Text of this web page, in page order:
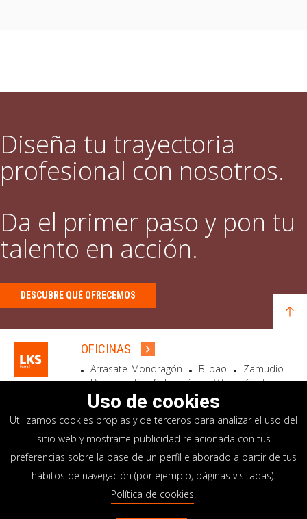
Diseña tu trayectoria
profesional con nosotros.
Da el primer paso y pon tu
talento en acción.
DESCUBRE QUÉ OFRECEMOS
OFICINAS
Arrasate-Mondragón Bilbao
Zamudio
Donostia-San Sebastián
Vitoria-Gasteiz
Madrid
El Astillero Bidart
SEDE SOCIAL
Goiru, 7 Arrasate-Mondragón
CP 20500 GIPUZKOA – SPAIN
+34 900 84 14 14
info@lksnext.com
Uso de cookies
Utilizamos cookies propias y de terceros para analizar el uso del
sitio web y mostrarte publicidad relacionada con tus
preferencias sobre la base de un perfil elaborado a partir de tus
hábitos de navegación (por ejemplo, páginas visitadas).
Política de cookies.